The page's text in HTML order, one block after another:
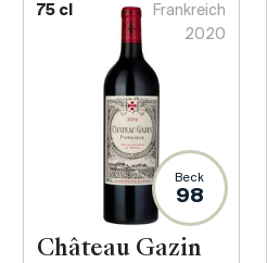
75 cl
Frankreich
2020
Beck
98
Château Gazin